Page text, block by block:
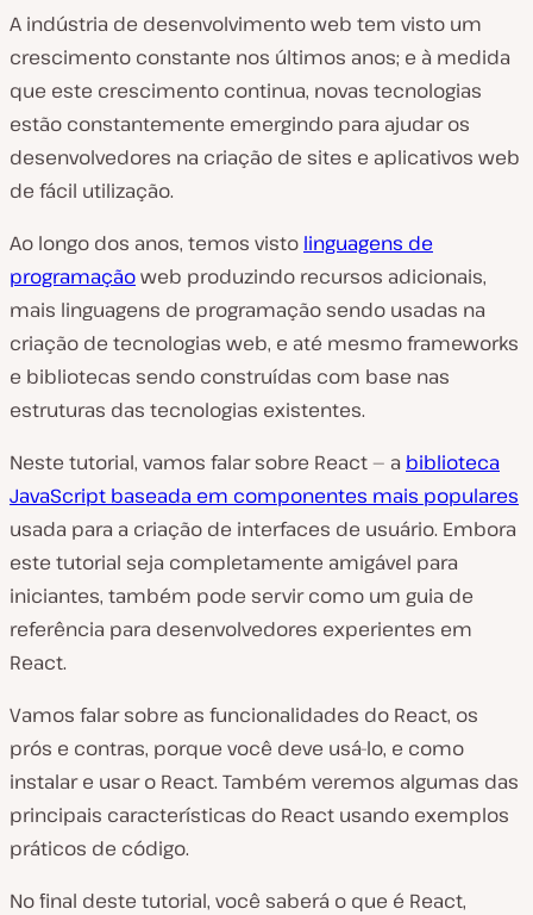
A indústria de desenvolvimento web tem visto um
crescimento constante nos últimos anos; e à medida
que este crescimento continua, novas tecnologias
estão constantemente emergindo para ajudar os
desenvolvedores na criação de sites e aplicativos web
de fácil utilização.
Ao longo dos anos, temos visto linguagens de
programaçãoweb produzindo recursos adicionais,
mais linguagens de programação sendo usadas na
criação de tecnologias web, e até mesmo frameworks
e bibliotecas sendo construídas com base nas
estruturas das tecnologias existentes.
Neste tutorial, vamos falar sobre React — a biblioteca
JavaScript baseada em componentes mais populares
usada para a criação de interfaces de usuário. Embora
este tutorial seja completamente amigável para
iniciantes, também pode servir como um guia de
referência para desenvolvedores experientes em
React.
Vamos falar sobre as funcionalidades do React, os
prós e contras, porque você deve usá-lo, e como
instalar e usar o React. Também veremos algumas das
principais características do React usando exemplos
práticos de código.
No final deste tutorial, você saberá o que é React,